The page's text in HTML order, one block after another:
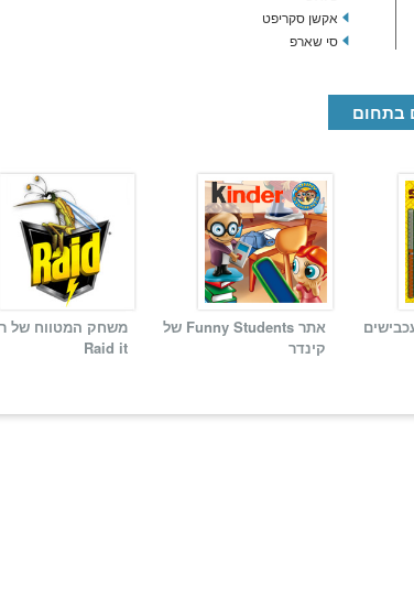
אקשן סקריפט
סי שארפ
בתחום
אתר Funny Students של
קינדר
משחק המטווח של
Raid it